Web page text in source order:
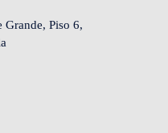
Grande, Piso 6,